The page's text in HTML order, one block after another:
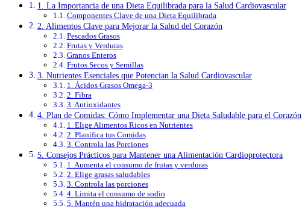
1. La Importancia de una Dieta Equilibrada para la Salud Cardiovascular
Componentes Clave de una Dieta Equilibrada
2. Alimentos Clave para Mejorar la Salud del Corazón
Pescados Grasos
Frutas y Verduras
Granos Enteros
Frutos Secos y Semillas
3. Nutrientes Esenciales que Potencian la Salud Cardiovascular
1. Ácidos Grasos Omega-3
2. Fibra
3. Antioxidantes
4. Plan de Comidas: Cómo Implementar una Dieta Saludable para el Corazón
1. Elige Alimentos Ricos en Nutrientes
2. Planifica tus Comidas
3. Controla las Porciones
5. Consejos Prácticos para Mantener una Alimentación Cardioprotectora
1. Aumenta el consumo de frutas y verduras
2. Elige grasas saludables
3. Controla las porciones
4. Limita el consumo de sodio
5. Mantén una hidratación adecuada